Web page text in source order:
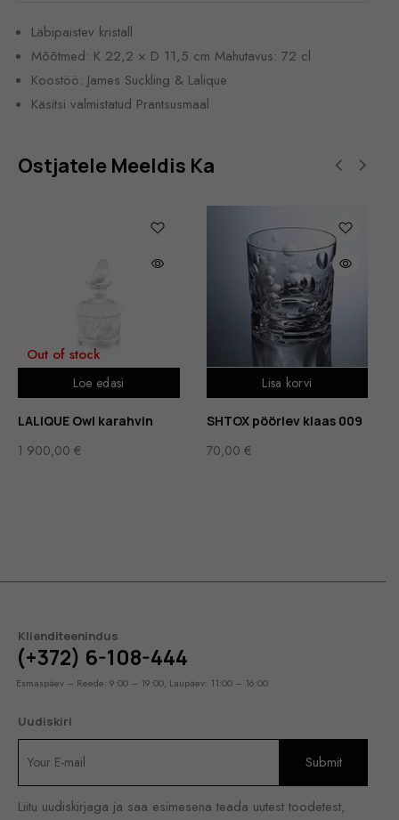
Läbipaistev kristall
Mõõtmed: K 22,2 × D 11,5 cm Mahutavus: 72 cl
Koostöö: James Suckling & Lalique
Käsitsi valmistatud Prantsusmaal
Ostjatele Meeldis Ka
Loe edasi
Out of stock
LALIQUE Owl karahvin
1 900,00 €
Lisa korvi
SHTOX pöörlev klaas 009
70,00 €
Klienditeenindus
(+372) 6-108-444
Esmaspäev – Reede: 9:00 – 19:00, Laupäev: 11:00 – 16:00
Uudiskiri
Liitu uudiskirjaga ja saa esimesena teada uutest toodetest,